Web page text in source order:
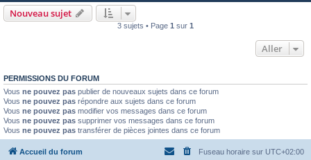
Nouveau sujet
3 sujets • Page 1 sur 1
Aller
PERMISSIONS DU FORUM
Vous ne pouvez pas publier de nouveaux sujets dans ce forum
Vous ne pouvez pas répondre aux sujets dans ce forum
Vous ne pouvez pas modifier vos messages dans ce forum
Vous ne pouvez pas supprimer vos messages dans ce forum
Vous ne pouvez pas transférer de pièces jointes dans ce forum
Accueil du forum Fuseau horaire sur UTC+02:00